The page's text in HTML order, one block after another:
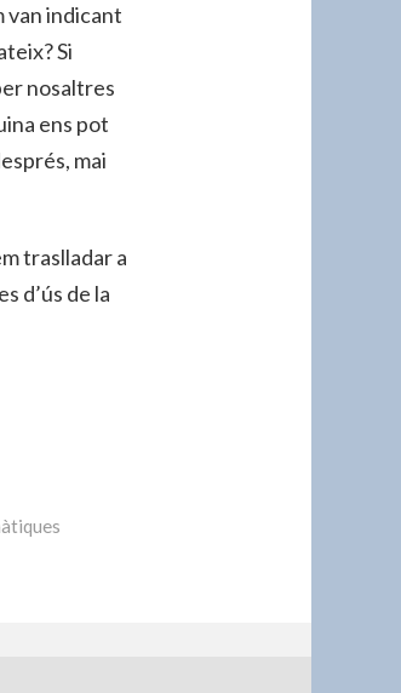
van indicant
Si
nosaltres
ens pot
mai
traslladar a
d’ús de la